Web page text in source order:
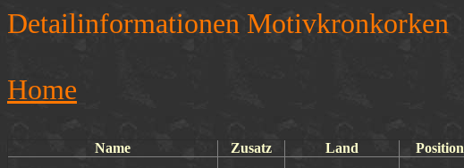
Detailinformationen Motivkronkorken
Home
Name Zusatz Land Position